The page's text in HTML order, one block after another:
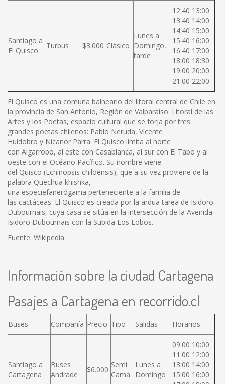
Santiago a
El Quisco
Turbus $3.000 Clásico
Lunes a
Domingo,
tarde
12:40 13:00
13:40 14:00
14:40 15:00
15:40 16:00
16:40 17:00
18:00 18:30
19:00 20:00
21:00 22:00
El Quisco es una comuna balneario del litoral central de Chile en
la provincia de San Antonio, Región de Valparaíso. Litoral de las
Artes y los Poetas, espacio cultural que se forja por tres
grandes poetas chilenos: Pablo Neruda, Vicente
Huidobro y Nicanor Parra. El Quisco limita al norte
con Algarrobo, al este con Casablanca, al sur con El Tabo y al
oeste con el Océano Pacífico. Su nombre viene
del Quisco (Echinopsis chiloensis), que a su vez proviene de la
palabra Quechua khishka,
una especiefanerógama perteneciente a la familia de
las cactáceas. El Quisco es creada por la ardua tarea de Isidoro
Dubournais, cuya casa se sitúa en la intersección de la Avenida
Isidoro Dubournais con la Subida Los Lobos.
Fuente: Wikipedia
Información sobre la ciudad Cartagena
Pasajes a Cartagena en recorrido.cl
Buses Compañía Precio Tipo Salidas Horarios
Santiago a
Cartagena
Buses
Andrade
$6.000
Semi
Cama
Lunes a
Domingo
09:00 10:00
11:00 12:00
13:00 14:00
15:00 16:00